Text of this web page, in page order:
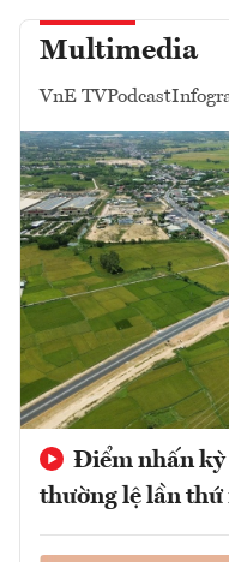
Multimedia
VnE TVPodcast
Điểm nhấn kỳ
thường lệ lần thứ